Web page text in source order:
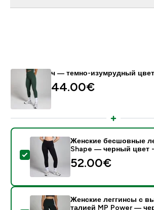
ч — темно-изумрудный
44.00€‎
- Женские бесшовные
Женские бесшовные
Shape — черный цвет -
52.00€‎
Женские леггинсы с
талией MP Power —